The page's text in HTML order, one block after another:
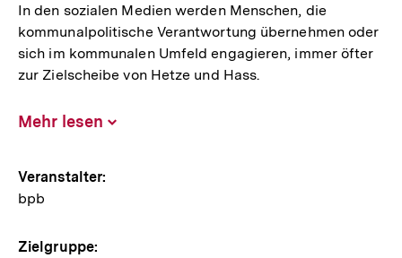
In den sozialen Medien werden Menschen, die
kommunalpolitische Verantwortung übernehmen oder
sich im kommunalen Umfeld engagieren, immer öfter
zur Zielscheibe von Hetze und Hass.
Mehr lesen
Hinweise
zur
Veranstaltung
Veranstalter:
bpb
Zielgruppe: